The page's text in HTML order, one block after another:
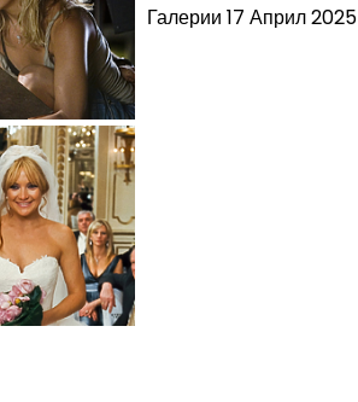
Галерии 17 Април 2025